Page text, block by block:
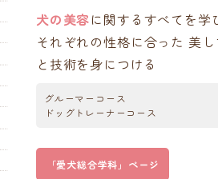
犬の美容に関するすべてを学
それぞれの性格に合った 美
と技術を身につける
グルーマーコース
ドッグトレーナーコース
「愛犬総合学科」ページ